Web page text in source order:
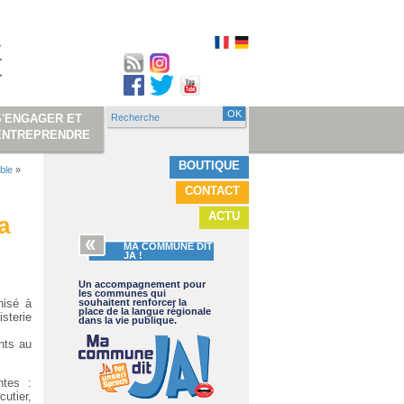
BOUTIQUE
CONTACT
ACTU
MA COMMUNE DIT
JA !
Un accompagnement pour
les communes qui
souhaitent renforcer la
place de la langue régionale
dans la vie publique.
»
à
au
:
ET
Formulaire de
Recherche